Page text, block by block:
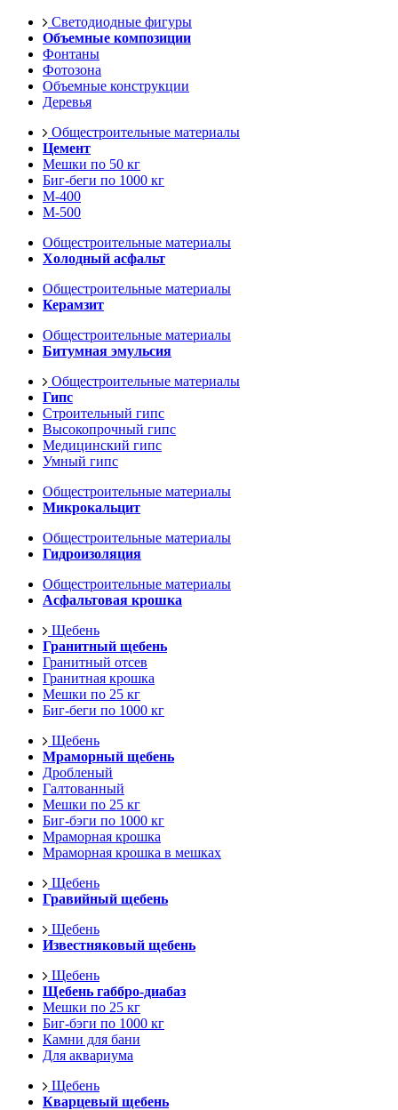
Светодиодные фигуры
Объемные композиции
Фонтаны
Фотозона
Объемные конструкции
Деревья
Общестроительные материалы
Цемент
Мешки по 50 кг
Биг-беги по 1000 кг
М-400
М-500
Общестроительные материалы
Холодный асфальт
Общестроительные материалы
Керамзит
Общестроительные материалы
Битумная эмульсия
Общестроительные материалы
Гипс
Строительный гипс
Высокопрочный гипс
Медицинский гипс
Умный гипс
Общестроительные материалы
Микрокальцит
Общестроительные материалы
Гидроизоляция
Общестроительные материалы
Асфальтовая крошка
Щебень
Гранитный щебень
Гранитный отсев
Гранитная крошка
Мешки по 25 кг
Биг-беги по 1000 кг
Щебень
Мраморный щебень
Дробленый
Галтованный
Мешки по 25 кг
Биг-бэги по 1000 кг
Мраморная крошка
Мраморная крошка в мешках
Щебень
Гравийный щебень
Щебень
Известняковый щебень
Щебень
Щебень габбро-диабаз
Мешки по 25 кг
Биг-бэги по 1000 кг
Камни для бани
Для аквариума
Щебень
Кварцевый щебень